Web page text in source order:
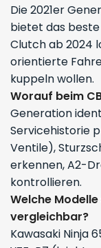
Die 2021er
bietet das
Clutch ab 2024
orientierte
kuppeln wollen.
Worauf beim
Generation
Servicehistorie
Ventile),
erkennen, A2-
kontrollieren.
Welche Modelle
vergleichbar?
Kawasaki Ninja